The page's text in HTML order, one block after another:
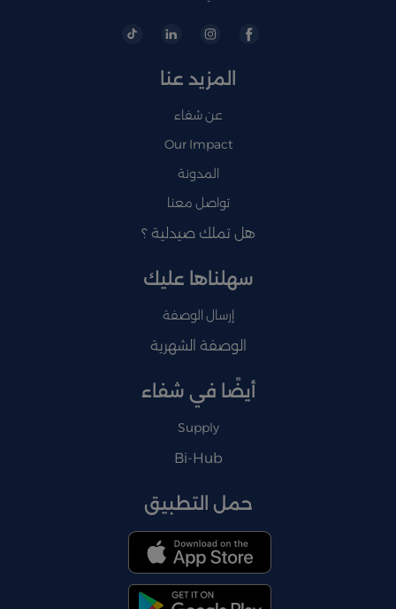
المزيد عنا
عن شفاء
Our Impact
المدونة
تواصل معنا
هل تملك صيدلية ؟
سهلناها عليك
إرسال الوصفة
الوصفة الشهرية
أيضًا في شفاء
Supply
Bi-Hub
حمل التطبيق